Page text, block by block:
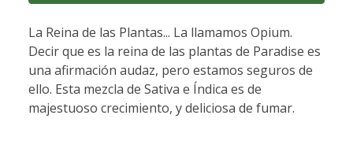
La Reina de las Plantas... La llamamos Opium.
Decir que es la reina de las plantas de Paradise es
una afirmación audaz, pero estamos seguros de
ello. Esta mezcla de Sativa e Índica es de
majestuoso crecimiento, y deliciosa de fumar.